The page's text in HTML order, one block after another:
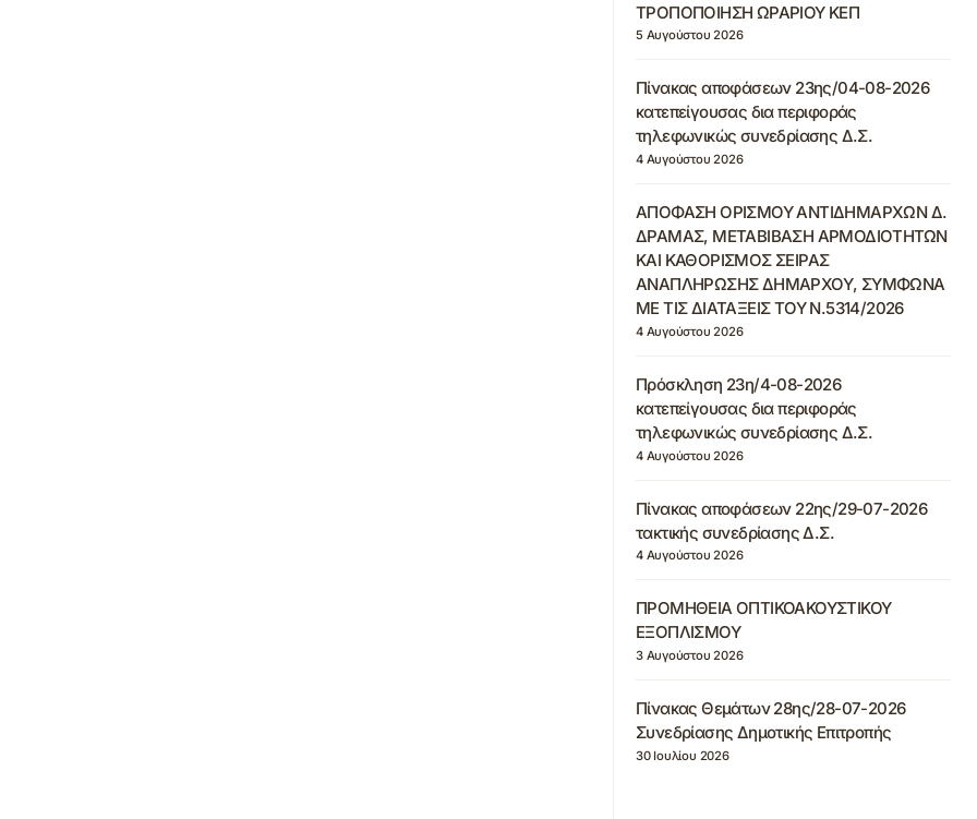
ΤΡΟΠΟΠΟΙΗΣΗ ΩΡΑΡΙΟΥ ΚΕΠ
5 Αυγούστου 2026
Πίνακας αποφάσεων 23ης/04-08-2026
κατεπείγουσας δια περιφοράς
τηλεφωνικώς συνεδρίασης Δ.Σ.
4 Αυγούστου 2026
ΑΠΟΦΑΣΗ ΟΡΙΣΜΟΥ ΑΝΤΙΔΗΜΑΡΧΩΝ Δ.
ΔΡΑΜΑΣ, ΜΕΤΑΒΙΒΑΣΗ ΑΡΜΟΔΙΟΤΗΤΩΝ
ΚΑΙ ΚΑΘΟΡΙΣΜΟΣ ΣΕΙΡΑΣ
ΑΝΑΠΛΗΡΩΣΗΣ ΔΗΜΑΡΧΟΥ, ΣΥΜΦΩΝΑ
ΜΕ ΤΙΣ ΔΙΑΤΑΞΕΙΣ ΤΟΥ Ν.5314/2026
4 Αυγούστου 2026
Πρόσκληση 23η/4-08-2026
κατεπείγουσας δια περιφοράς
τηλεφωνικώς συνεδρίασης Δ.Σ.
4 Αυγούστου 2026
Πίνακας αποφάσεων 22ης/29-07-2026
τακτικής συνεδρίασης Δ.Σ.
4 Αυγούστου 2026
ΠΡΟΜΗΘΕΙΑ ΟΠΤΙΚΟΑΚΟΥΣΤΙΚΟΥ
ΕΞΟΠΛΙΣΜΟΥ
3 Αυγούστου 2026
Πίνακας Θεμάτων 28ης/28-07-2026
Συνεδρίασης Δημοτικής Επιτροπής
30 Ιουλίου 2026